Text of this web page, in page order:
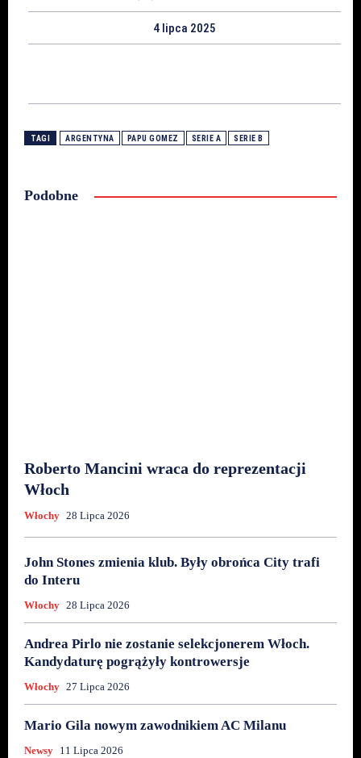
4 lipca 2025
TAGI ARGENTYNA PAPU GOMEZ SERIE A SERIE B
Podobne
Roberto Mancini wraca do reprezentacji
Włoch
Włochy 28 Lipca 2026
John Stones zmienia klub. Były obrońca City trafi
do Interu
Włochy 28 Lipca 2026
Andrea Pirlo nie zostanie selekcjonerem Włoch.
Kandydaturę pogrążyły kontrowersje
Włochy 27 Lipca 2026
Mario Gila nowym zawodnikiem AC Milanu
Newsy 11 Lipca 2026